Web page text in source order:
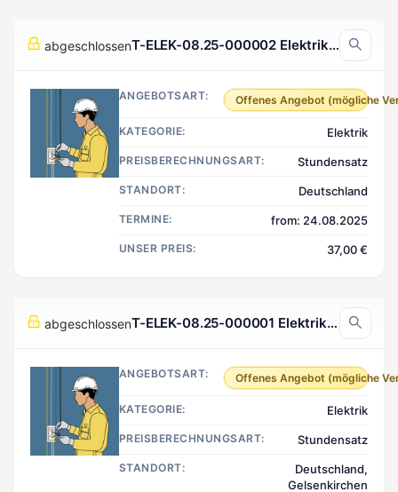
abgeschlossen T-ELEK-08.25-000002 Elektrik, Deutschland
ANGEBOTSART: Offenes Angebot (mögliche
KATEGORIE: Elektrik
PREISBERECHNUNGSART: Stundensatz
STANDORT: Deutschland
TERMINE: from: 24.08.2025
UNSER PREIS: 37,00 €
abgeschlossen T-ELEK-08.25-000001 Elektrik, Gelsenkirchen Deutschland
ANGEBOTSART: Offenes Angebot (mögliche
KATEGORIE: Elektrik
PREISBERECHNUNGSART: Stundensatz
STANDORT:
Deutschland,
Gelsenkirchen